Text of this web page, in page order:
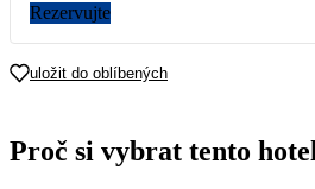
Rezervujte
uložit do oblíbených
Proč si vybrat tento hotel